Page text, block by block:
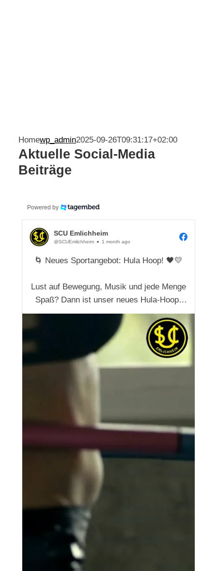
Homewp_admin2025-09-26T09:31:17+02:00
Aktuelle Social-Media
Beiträge
Powered by
SCU Emlichheim
@SCUEmlichheim 1 month ago
🌀 Neues Sportangebot: Hula Hoop! 🖤💛
Lust auf Bewegung, Musik und jede Menge
Spaß? Dann ist unser neues Hula-Hoop-
Angebot genau das Richtige für dich!
Nach den Sommerferien geht's los. Egal,
ob du den Reifen schon kreisen lassen
kannst oder Hula Hoop einfach mal